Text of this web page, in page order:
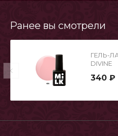
Ранее вы смотрели
ГЕЛЬ-
DIVINE
340 ₽